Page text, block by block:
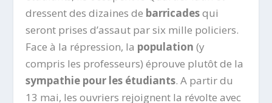
dressent des dizaines de barricadesqui
seront prises d’assaut par six mille policiers.
Face à la répression, la population (y
compris les professeurs) éprouve plutôt de la
sympathie pour les étudiants. A partir du
13 mai, les ouvriers rejoignent la révolte avec